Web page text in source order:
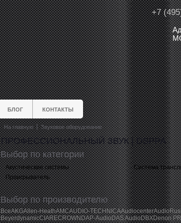
+7
БЛОГ КОНТАКТЫ
На главную Звуковое оборудование
ПРОФЕССИОНАЛЬНЫЙ ЗВУК | DSPPA
Выбор по категории
Акустические системы
Система
Проигрыватель
Выбор по производителю
ВсеAKGAllen-HeathAMCAUDIO-TECHNICAAudiocenterAudioRus
BeyerdynamicCIARECROWNDAP-AudioDAS AudioDBXDenon